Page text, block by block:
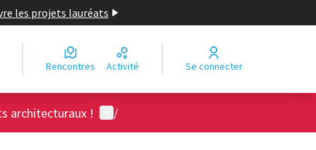
les projets lauréats
Rencontres Activité Se connecter
architecturaux ! Menu utilisateur
/